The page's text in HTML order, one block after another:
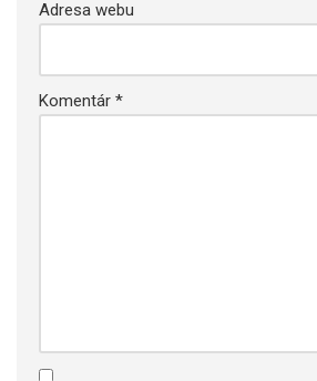
Adresa webu
Komentár *